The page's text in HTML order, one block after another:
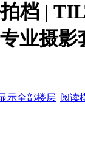
档 |
业摄影
示全部楼层 |阅读